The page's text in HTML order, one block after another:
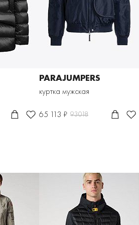
PARAJUMPERS
куртка мужская
65 113 ₽ 93018